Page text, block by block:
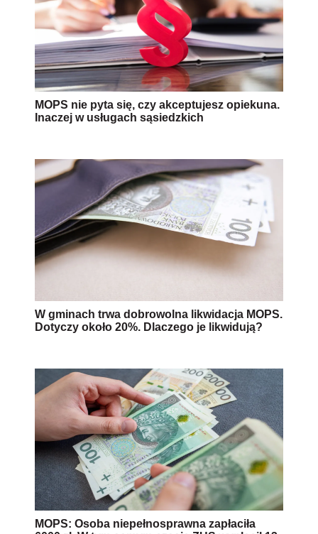
MOPS nie pyta się, czy akceptujesz opiekuna.
Inaczej w usługach sąsiedzkich
W gminach trwa dobrowolna likwidacja MOPS.
Dotyczy około 20%. Dlaczego je likwidują?
MOPS: Osoba niepełnosprawna zapłaciła